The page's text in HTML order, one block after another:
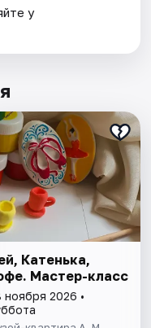
у
Катенька,
Мастер-класс
ноября 2026 •